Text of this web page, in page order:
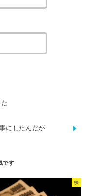
にしたんだが
株